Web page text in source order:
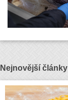
Nejnovější články